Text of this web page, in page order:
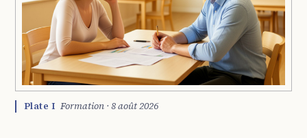
Plate I Formation · 8 août 2026